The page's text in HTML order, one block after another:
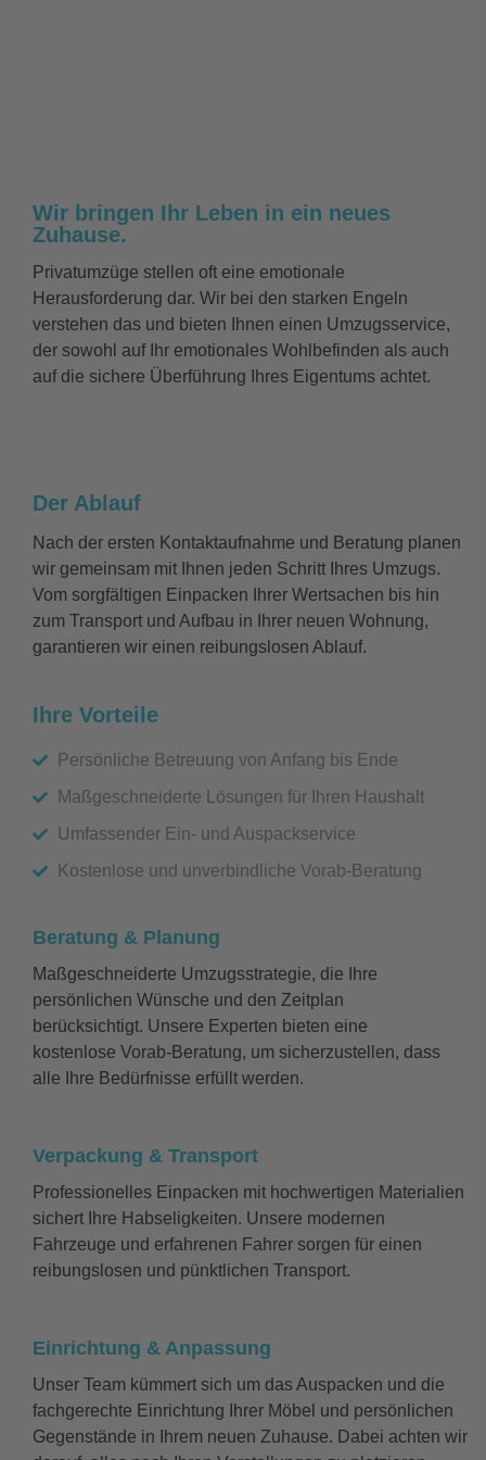
Wir bringen Ihr Leben in ein neues
Zuhause.
Privatumzüge stellen oft eine emotionale
Herausforderung dar. Wir bei den starken Engeln
verstehen das und bieten Ihnen einen Umzugsservice,
der sowohl auf Ihr emotionales Wohlbefinden als auch
auf die sichere Überführung Ihres Eigentums achtet.
Der Ablauf
Nach der ersten Kontaktaufnahme und Beratung planen
wir gemeinsam mit Ihnen jeden Schritt Ihres Umzugs.
Vom sorgfältigen Einpacken Ihrer Wertsachen bis hin
zum Transport und Aufbau in Ihrer neuen Wohnung,
garantieren wir einen reibungslosen Ablauf.
Ihre Vorteile
Persönliche Betreuung von Anfang bis Ende
Maßgeschneiderte Lösungen für Ihren Haushalt
Umfassender Ein- und Auspackservice
Kostenlose und unverbindliche Vorab-Beratung
Beratung & Planung
Maßgeschneiderte Umzugsstrategie, die Ihre
persönlichen Wünsche und den Zeitplan
berücksichtigt. Unsere Experten bieten eine
kostenlose Vorab-Beratung, um sicherzustellen, dass
alle Ihre Bedürfnisse erfüllt werden.
Verpackung & Transport
Professionelles Einpacken mit hochwertigen Materialien
sichert Ihre Habseligkeiten. Unsere modernen
Fahrzeuge und erfahrenen Fahrer sorgen für einen
reibungslosen und pünktlichen Transport.
Einrichtung & Anpassung
Unser Team kümmert sich um das Auspacken und die
fachgerechte Einrichtung Ihrer Möbel und persönlichen
Gegenstände in Ihrem neuen Zuhause. Dabei achten wir